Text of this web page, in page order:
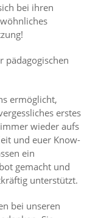
bei ihren
pädagogischen
ermöglicht,
erstes
wieder aufs
und euer Know-
ein
gemacht und
unterstützt.
bei unseren